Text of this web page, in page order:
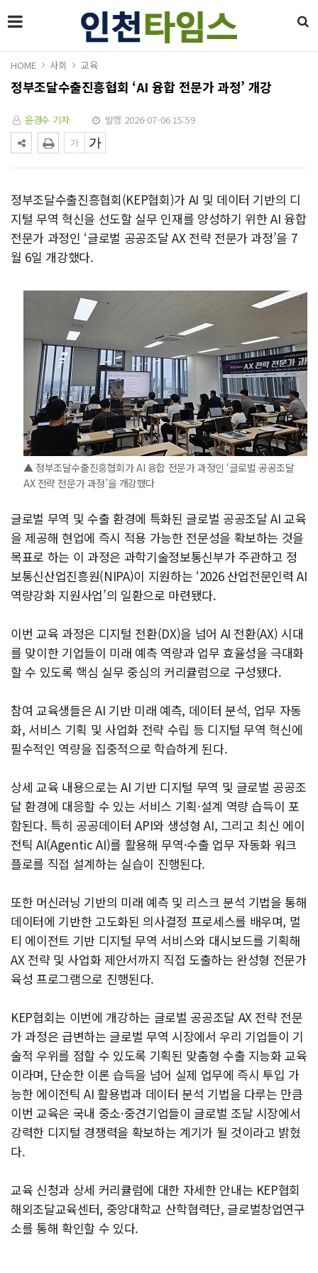
HOME 사회 교육
정부조달수출진흥협회 ‘AI 융합 전문가 과정’ 개강
윤경수 기자 발행 2026-07-06 15:59
정부조달수출진흥협회(KEP협회)가 AI 및 데이터 기반의 디
지털 무역 혁신을 선도할 실무 인재를 양성하기 위한 AI 융합
전문가 과정인 ‘글로벌 공공조달 AX 전략 전문가 과정’을 7
월 6일 개강했다.
▲ 정부조달수출진흥협회가 AI 융합 전문가 과정인 ‘글로벌 공공조달
AX 전략 전문가 과정’을 개강했다
글로벌 무역 및 수출 환경에 특화된 글로벌 공공조달 AI 교육
을 제공해 현업에 즉시 적용 가능한 전문성을 확보하는 것을
목표로 하는 이 과정은 과학기술정보통신부가 주관하고 정
보통신산업진흥원(NIPA)이 지원하는 ‘2026 산업전문인력 AI
역량강화 지원사업’의 일환으로 마련됐다.
이번 교육 과정은 디지털 전환(DX)을 넘어 AI 전환(AX) 시대
를 맞이한 기업들이 미래 예측 역량과 업무 효율성을 극대화
할 수 있도록 핵심 실무 중심의 커리큘럼으로 구성됐다.
참여 교육생들은 AI 기반 미래 예측, 데이터 분석, 업무 자동
화, 서비스 기획 및 사업화 전략 수립 등 디지털 무역 혁신에
필수적인 역량을 집중적으로 학습하게 된다.
상세 교육 내용으로는 AI 기반 디지털 무역 및 글로벌 공공조
달 환경에 대응할 수 있는 서비스 기획·설계 역량 습득이 포
함된다. 특히 공공데이터 API와 생성형 AI, 그리고 최신 에이
전틱 AI(Agentic AI)를 활용해 무역·수출 업무 자동화 워크
플로를 직접 설계하는 실습이 진행된다.
또한 머신러닝 기반의 미래 예측 및 리스크 분석 기법을 통해
데이터에 기반한 고도화된 의사결정 프로세스를 배우며, 멀
티 에이전트 기반 디지털 무역 서비스와 대시보드를 기획해
AX 전략 및 사업화 제안서까지 직접 도출하는 완성형 전문가
육성 프로그램으로 진행된다.
KEP협회는 이번에 개강하는 글로벌 공공조달 AX 전략 전문
가 과정은 급변하는 글로벌 무역 시장에서 우리 기업들이 기
술적 우위를 점할 수 있도록 기획된 맞춤형 수출 지능화 교육
이라며, 단순한 이론 습득을 넘어 실제 업무에 즉시 투입 가
능한 에이전틱 AI 활용법과 데이터 분석 기법을 다루는 만큼
이번 교육은 국내 중소·중견기업들이 글로벌 조달 시장에서
강력한 디지털 경쟁력을 확보하는 계기가 될 것이라고 밝혔
다.
교육 신청과 상세 커리큘럼에 대한 자세한 안내는 KEP협회
해외조달교육센터, 중앙대학교 산학협력단, 글로벌창업연구
소를 통해 확인할 수 있다.